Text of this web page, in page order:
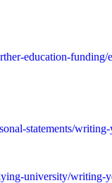
education-funding/
statements/
university/writing-